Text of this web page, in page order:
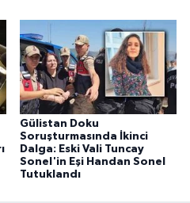
Gülistan Doku
Soruşturmasında İkinci
Dalga: Eski Vali Tuncay
Sonel'in Eşi Handan Sonel
Tutuklandı